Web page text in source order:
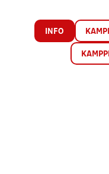
INFO